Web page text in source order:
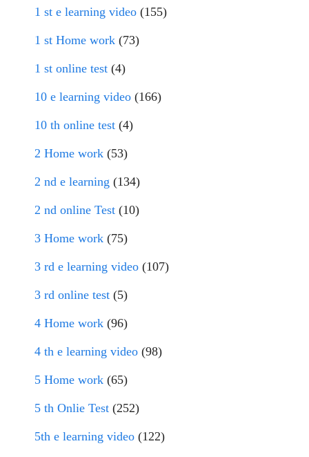
1 st e learning video (155)
1 st Home work (73)
1 st online test (4)
10 e learning video (166)
10 th online test (4)
2 Home work (53)
2 nd e learning (134)
2 nd online Test (10)
3 Home work (75)
3 rd e learning video (107)
3 rd online test (5)
4 Home work (96)
4 th e learning video (98)
5 Home work (65)
5 th Onlie Test (252)
5th e learning video (122)